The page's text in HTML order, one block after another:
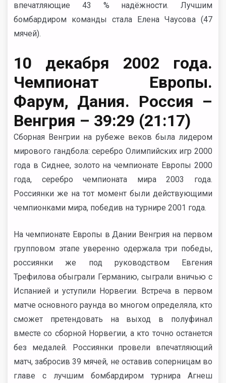
впечатляющие 43 % надёжности. Лучшим
бомбардиром команды стала Елена Чаусова (47
мячей).
10 декабря 2002 года.
Чемпионат Европы.
Фарум, Дания. Россия –
Венгрия – 39:29 (21:17)
Сборная Венгрии на рубеже веков была лидером
мирового гандбола: серебро Олимпийских игр 2000
года в Сиднее, золото на чемпионате Европы 2000
года, серебро чемпионата мира 2003 года.
Россиянки же на тот момент были действующими
чемпионками мира, победив на турнире 2001 года.
На чемпионате Европы в Дании Венгрия на первом
групповом этапе уверенно одержала три победы,
россиянки же под руководством Евгения
Трефилова обыграли Германию, сыграли вничью с
Испанией и уступили Норвегии. Встреча в первом
матче основного раунда во многом определяла, кто
сможет претендовать на выход в полуфинал
вместе со сборной Норвегии, а кто точно останется
без медалей. Россиянки провели впечатляющий
матч, забросив 39 мячей, не оставив соперницам во
главе с лучшим бомбардиром турнира Агнеш